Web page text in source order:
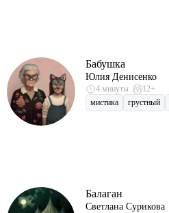
Бабушка
Юлия Денисенко
4 минуты
12+
мистика
грустный
Балаган
Светлана Сурикова